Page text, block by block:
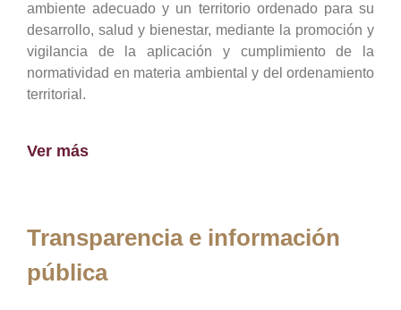
ambiente adecuado y un territorio ordenado para su
desarrollo, salud y bienestar, mediante la promoción y
vigilancia de la aplicación y cumplimiento de la
normatividad en materia ambiental y del ordenamiento
territorial.
Ver más
Transparencia e información
pública